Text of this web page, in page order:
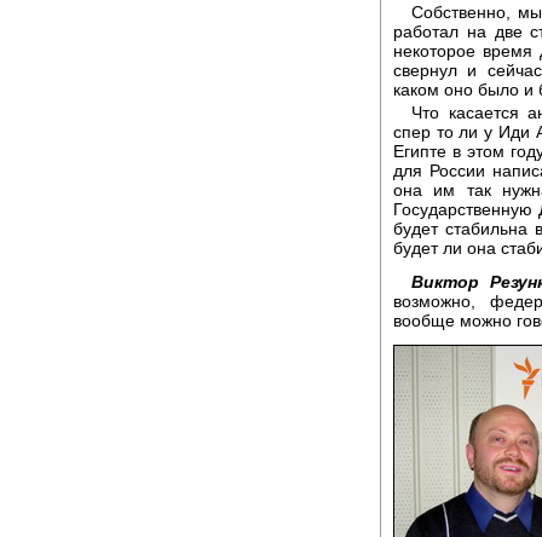
Собственно,
работал на две
некоторое время
свернул и
каком оно было и
Что касается
спер то ли у Иди
Египте в этом
для России
она им так
будет стабильна
будет ли она
Виктор
возможно,
вообще можно